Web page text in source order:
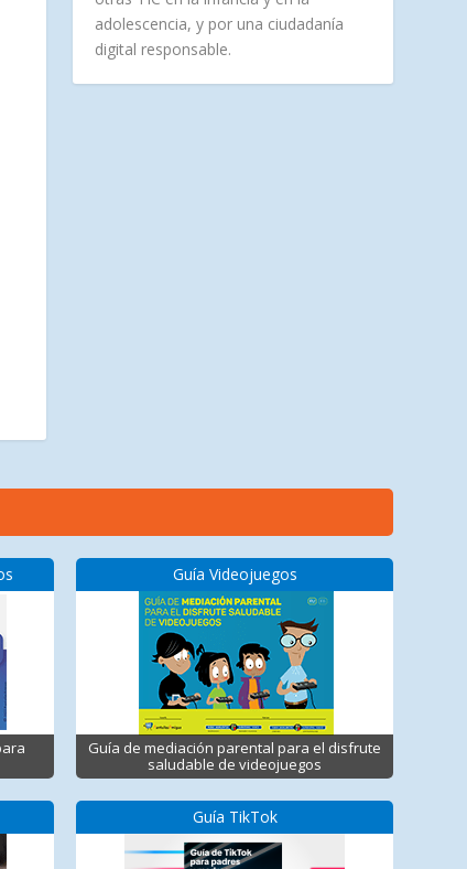
adolescencia, y por una ciudadanía
digital responsable.
Guía Videojuegos
Guía de mediación parental para el disfrute
saludable de videojuegos
Guía TikTok